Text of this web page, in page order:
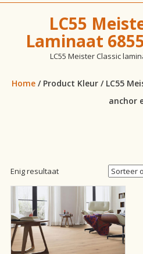
vloeren!
LC55
Laminaat
LC55 Meister Classic
Home / Product Kleur / LC55
anchor
Enig resultaat